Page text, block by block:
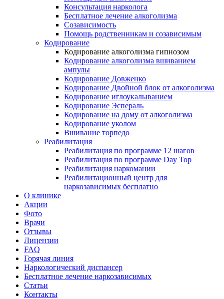
Консультация нарколога
Бесплатное лечение алкоголизма
Созависимость
Помощь родственникам и созависимым
Кодирование
Кодирование алкоголизма гипнозом
Кодирование алкоголизма вшиванием
ампулы
Кодирование Довженко
Кодирование Двойной блок от алкоголизма
Кодирование иглоукалыванием
Кодирование Эспераль
Кодирование на дому от алкоголизма
Кодирование уколом
Вшивание торпедо
Реабилитация
Реабилитация по программе 12 шагов
Реабилитация по программе Day Top
Реабилитация наркомании
Реабилитационный центр для
наркозависимых бесплатно
О клинике
Акции
Фото
Врачи
Отзывы
Лицензии
FAQ
Горячая линия
Наркологический диспансер
Бесплатное лечение наркозависимых
Статьи
Контакты